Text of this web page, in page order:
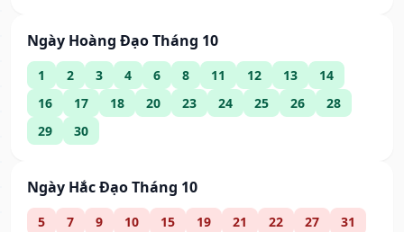
Ngày Hoàng Đạo Tháng 10
1 2 3 4 6 8 11 12 13
14
16
17 18 20 23 24 25 26
28
29
30
Ngày Hắc Đạo Tháng 10
5 7 9 10 15 19 21 22 27 31